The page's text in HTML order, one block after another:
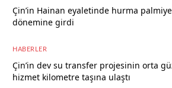
Çin’in Hainan eyaletinde hurma
dönemine girdi
HABERLER
Çin’in dev su transfer projesinin orta
hizmet kilometre taşına ulaştı